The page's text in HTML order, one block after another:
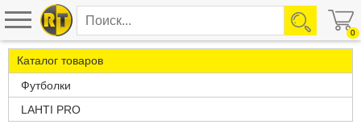
0
Каталог товаров
Футболки
LAHTI PRO